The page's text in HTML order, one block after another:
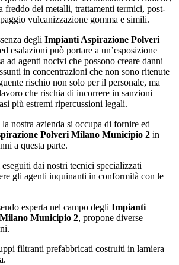
freddo dei metalli, trattamenti termici, post-
vulcanizzazione gomma e simili.
degli Impianti Aspirazione Polveri
ed esalazioni può portare a un’esposizione
ad agenti nocivi che possono creare danni
in concentrazioni che non sono ritenute
rischio non solo per il personale, ma
che rischia di incorrere in sanzioni
più estremi ripercussioni legali.
nostra azienda si occupa di fornire ed
Polveri Milano Municipio 2 in
a questa parte.
dai nostri tecnici specializzati
gli agenti inquinanti in conformità con le
esperta nel campo degli Impianti
Municipio 2, propone diverse
filtranti prefabbricati costruiti in lamiera